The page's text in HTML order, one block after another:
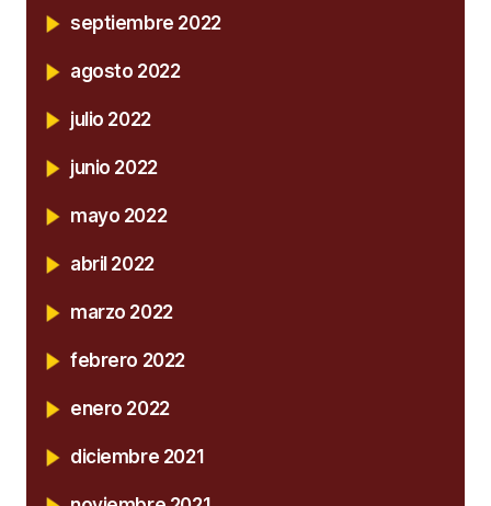
septiembre 2022
agosto 2022
julio 2022
junio 2022
mayo 2022
abril 2022
marzo 2022
febrero 2022
enero 2022
diciembre 2021